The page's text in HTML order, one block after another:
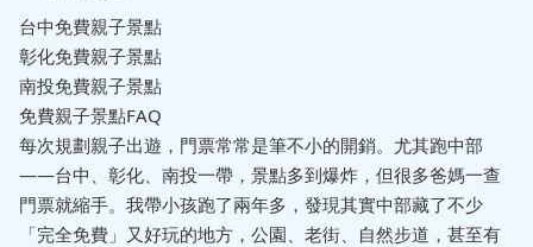
台中免費親子景點
彰化免費親子景點
南投免費親子景點
免費親子景點FAQ
每次規劃親子出遊，門票常常是筆不小的開銷。尤其跑中部
——台中、彰化、南投一帶，景點多到爆炸，但很多爸媽一查
門票就縮手。我帶小孩跑了兩年多，發現其實中部藏了不少
「完全免費」又好玩的地方，公園、老街、自然步道，甚至有